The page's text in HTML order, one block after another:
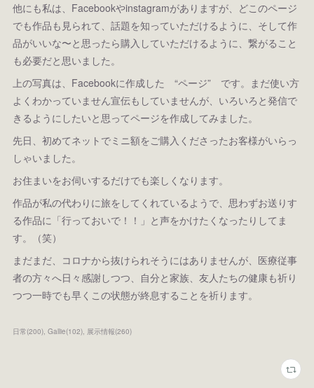
他にも私は、Facebookやinstagramがありますが、どこのページ
でも作品も見られて、話題を知っていただけるように、そして作
品がいいな〜と思ったら購入していただけるように、繋がること
も必要だと思いました。
上の写真は、Facebookに作成した “ページ” です。まだ使い方
よくわかっていません宣伝もしていませんが、いろいろと発信で
きるようにしたいと思ってページを作成してみました。
先日、初めてネットでミニ額をご購入くださったお客様がいらっ
しゃいました。
お住まいをお伺いするだけでも楽しくなります。
作品が私の代わりに旅をしてくれているようで、思わずお送りす
る作品に「行っておいで！！」と声をかけたくなったりしてま
す。（笑）
まだまだ、コロナから抜けられそうにはありませんが、医療従事
者の方々へ日々感謝しつつ、自分と家族、友人たちの健康も祈り
つつ一時でも早くこの状態が終息することを祈ります。
日常(200) Gallie(102) 展示情報(260)